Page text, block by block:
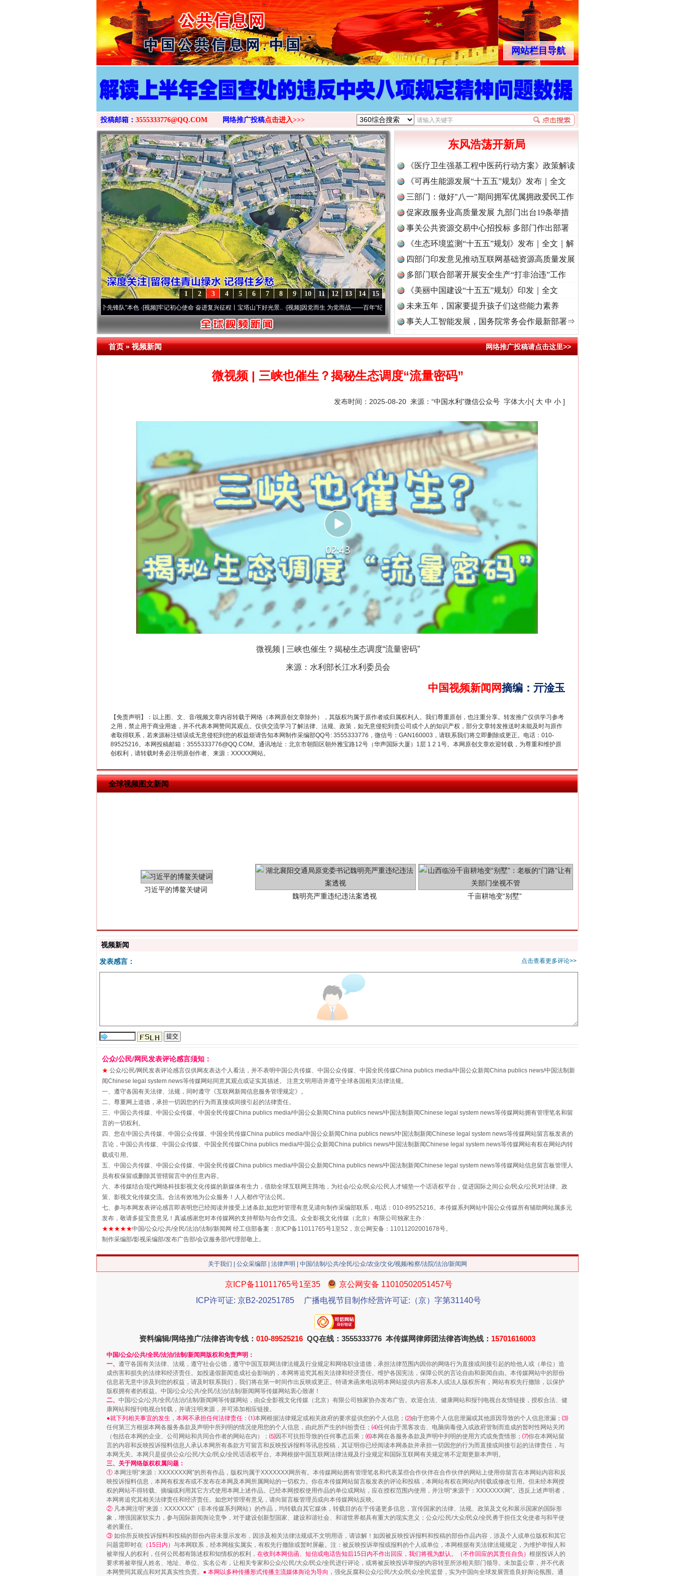
>
网站栏目导航
投稿邮箱： 3555333776@QQ.COM 网络推广投稿点击进入>>>
15
14
13
12
11
10
9
8
7
6
5
4
3
2
1
永葆“两个先锋队”本色·[视频]牢记初心使命 奋进复兴征程丨宝塔山下好光景..·[视频]因党而生 为党而战——百年“纪”事⑧加强纪律.. ·[视频]牢记初心使命 奋进复兴征程丨“转折之城”激荡..·[视频]牢记初心使命 奋进复兴征程丨红船起航处 潮
东风浩荡开新局
《医疗卫生强基工程中医药行动方案》政策解读
《可再生能源发展“十五五”规划》发布｜全文
三部门：做好"八一"期间拥军优属拥政爱民工作
促家政服务业高质量发展 九部门出台19条举措
事关公共资源交易中心招投标 多部门作出部署
《生态环境监测“十五五”规划》发布｜全文｜解
读
四部门印发意见推动互联网基础资源高质量发展
多部门联合部署开展安全生产“打非治违”工作
《美丽中国建设“十五五”规划》印发｜全文
未来五年，国家要提升孩子们这些能力素养
事关人工智能发展，国务院常务会作最新部署⇒
首页»视频新闻 网络推广投稿请点击这里>>
微视频 | 三峡也催生？揭秘生态调度“流量密码”
发布时间：2025-08-20 来源： “中国水利”微信公众号 字体大小[ 大 中 小 ]
微视频 | 三峡也催生？揭秘生态调度“流量密码”
来源：水利部长江水利委员会
中国视频新闻网摘编 ： 亓淦玉
【免责声明】：以上图、文、音/视频文章内容转载于网络（本网原创文章除外），其版权均属于原作者或归属权利人。我们尊重原创，也注重分享。转发推广仅供学习参考
之用，禁止用于商业用途，并不代表本网赞同其观点。仅供交流学习了解法律、法规、政策，如无意侵犯到贵公司或个人的知识产权，部分文章转发推送时未能及时与原作
者取得联系，若来源标注错误或无意侵犯到您的权益烦请告知本网制作采编部QQ号: 3555333776，微信号：GAN160003，请联系我们将立即删除或更正。电话：010-
89525216。本网投稿邮箱：3555333776@QQ.COM。通讯地址：北京市朝阳区朝外雅宝路12号（华声国际大厦）1层 1 2 1号。本网原创文章欢迎转载，为尊重和维护原
创权利，请转载时务必注明原创作者、来源：XXXXX网站。
全球视频图文新闻
“神药”背后的真相
这是一记警钟！ 谢谢有你温暖了四季 法官巧妙执行解纠纷
“刷贴”乱象丛生
揭批美国五大"原罪"
解纷+调解+退费，一次搞定
珠宝鉴定乱象
站台名比不上好声名
走近一线检察官
“谁都不怕”的他落马了
漫山遍野的桃花与雪山、麦地、白藏房 除了知识还要"留白"
视频新闻
点击查看更多评论>>
发表感言：
公众/公民/网民发表评论感言须知：
★ 公众/公民/网民发表评论感言仅供网友表达个人看法，并不表明中国公共传媒、中国公众传媒、中国全民传媒China publics media/中国公众新闻China publics news/中国法制新
闻Chinese legal system news等传媒网站同意其观点或证实其描述。 注意文明用语并遵守全球各国相关法律法规。
一、遵守各国有关法律、法规，同时遵守《互联网新闻信息服务管理规定》。
二、尊重网上道德，承担一切因您的行为而直接或间接引起的法律责任。
三、中国公共传媒、中国公众传媒、中国全民传媒China publics media/中国公众新闻China publics news/中国法制新闻Chinese legal system news等传媒网站拥有管理笔名和留
言的一切权利。
四、您在中国公共传媒、中国公众传媒、中国全民传媒China publics media/中国公众新闻China publics news/中国法制新闻Chinese legal system news等传媒网站留言板发表的
言论，中国公共传媒、中国公众传媒、中国全民传媒China publics media/中国公众新闻China publics news/中国法制新闻Chinese legal system news等传媒网站有权在网站内转
载或引用。
五、中国公共传媒、中国公众传媒、中国全民传媒China publics media/中国公众新闻China publics news/中国法制新闻Chinese legal system news等传媒网站信息留言板管理人
员有权保留或删除其管辖留言中的任意内容。
六、本传媒结合现代网络科技影视文化传媒的新媒体有生力，借助全球互联网主阵地，为社会/公众/民众/公民人才铺垫一个话语权平台，促进国际之间公众/民众/公民对法律、政
策、影视文化传媒交流。合法有效地为公众服务！人人都作守法公民。
七、参与本网发表评论感言即表明您已经阅读并接受上述条款,如您对管理有意见请向制作采编部联系，电话：010-89525216。本传媒系列网站中国公众传媒所有辅助网站属多元
发布，敬请多提宝贵意见！真诚感谢您对本传媒网的支持帮助与合作交流。众全影视文化传媒（北京）有限公司独家主办 :
★★★★★中国/公众/公共/全民/法治/法制/新闻网 经工信部备案：京ICP备11011765号1至52，京公网安备：11011202001678号。
制作采编部/影视采编部/发布广告部/会议服务部/代理部敬上。
关于我们 公众采编部 法律声明 | 中国/法制/公共/全民/公众/农业/文化/视频/检察/法院/法治/新闻网
京ICP备11011765号1至35
京公网安备 11010502051457号
ICP许可证: 京B2-20251785
广播电视节目制作经营许可证:（京）字第31140号
资料编辑/网络推广/法律咨询专线： 010-89525216 QQ在线：3555333776 本传媒网律师团法律咨询热线： 15701616003
中国/公众/公共/全民/法治/法制/新闻网版权和免责声明：
一、 遵守各国有关法律、法规，遵守社会公德，遵守中国互联网法律法规及行业规定和网络职业道德，承担法律范围内因你的网络行为直接或间接引起的给他人或（单位）造
成伤害和损失的法律和经济责任。如投递假新闻造成社会影响的，本网将追究其相关法律和经济责任。维护各国宪法，保障公民的言论自由和新闻自由。本传媒网站中的部份
信息若无意中涉及到您的权益，请及时联系我们，我们将在第一时间作出反映或更正。特请来函来电说明本网站提供内容系本人或法人版权所有，网站有权先行撤除，以保护
版权拥有者的权益。中国/公众/公共/全民/法治/法制/新闻网等传媒网站衷心致谢！
二、 中国/公众/公共/全民/法治/法制/新闻网等传媒网站，由众全影视文化传媒（北京）有限公司独家协办发布广告。欢迎合法、健康网站和报刊电视台友情链接，授权合法、健
康网站和报刊电视台转载，并请注明来源，并可添加相应链接。
●就下列相关事宜的发生，本网不承担任何法律责任：⑴本网根据法律规定或相关政府的要求提供您的个人信息； ⑵由于您将个人信息泄漏或其他原因导致的个人信息泄漏； ⑶
任何第三方根据本网各服务条款及声明中所列明的情况使用您的个人信息，由此所产生的纠纷责任； ⑷任何由于黑客攻击、电脑病毒侵入或政府管制而造成的暂时性网站关闭
（包括在本网的企业、公司网站和共同合作者的网站在内）； ⑸因不可抗拒导致的任何事态后果； ⑹本网在各服务条款及声明中列明的使用方式或免责情形； ⑺你在本网站留
言的内容和反映投诉报料信息人承认本网所有条款方可留言和反映投诉报料等讯息投稿，其证明你已经阅读本网条款并承担一切因您的行为而直接或间接引起的法律责任，与
本网无关。本网只是提供公众/公民/大众/民众/全民话语权平台。本网根据中国互联网法律法规及行业规定和国际互联网有关规定将不定期更新本声明。
三、关于网络版权权属问题：
① 本网注明“来源：XXXXXXX网”的所有作品，版权均属于XXXXXXX网所有。本传媒网站拥有管理笔名和代表某些合作伙伴在合作伙伴的网站上使用你留言在本网站内容和反
映投诉报料信息，本网有权发布或不发布在本网及本网所属网站的一切权力。你在本传媒网站留言板发表的评论和投稿，本网站有权在网站内转载或修改引用。但未经本网授
权的网站不得转载、摘编或利用其它方式使用本网上述作品。已经本网授权使用作品的单位或网站，应在授权范围内使用，并注明“来源于：XXXXXXX网”。违反上述声明者，
本网将追究其相关法律责任和经济责任。如您对管理有意见，请向留言板管理员或向本传媒网站反映。
② 凡本网注明“来源：XXXXXXX”（非本传媒系列网站）的作品，均转载自其它媒体，转载目的在于传递更多信息，宣传国家的法律、法规、政策及文化和展示国家的国际形
象，增强国家软实力，参与国际新闻舆论竞争，对于建设创新型国家、建设和谐社会、和谐世界都具有重大的现实意义；公众/公民/大众/民众/全民勇于担任文化使者与和平使
者的重任。
③ 如你所反映投诉报料和投稿的部份内容未显示发布，因涉及相关法律法规或不文明用语，请谅解！如因被反映投诉报料和投稿的部份作品内容，涉及个人或单位版权和其它
问题需即时在 （15日内） 与本网联系，经本网核实属实，有权先行撤除或暂时屏蔽。注：被反映投诉举报或报料的个人或单位，本网根据有关法律法规规定，为维护举报人和
被举报人的权利，任何公民都有陈述权和知情权的权利， 在收到本网信函、短信或电话告知后15日内不作出回应，我们将视为默认。（不作回应的其责任自负） 根据投诉人的
要求将被举报人姓名、地址、单位、实名公布，让相关专家和公众/公民/大众/民众/全民进行评论，或将被反映投诉举报的内容转至所涉相关部门领导。未加盖公章，并不代表
本网赞同其观点和对其真实性负责。 ● 本网以多种传播形式传播主流媒体舆论为导向 ，强化反腐和公众/公民/大众/民众/全民监督，实为中国向全球发展营造良好舆论氛围。通